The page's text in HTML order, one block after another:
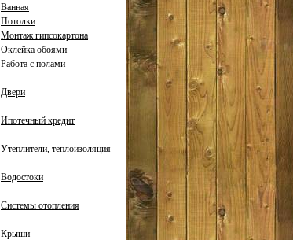
Ванная
Потолки
Монтаж гипсокартона
Оклейка обоями
Работа с полами
Двери
Ипотечный кредит
Утеплители, теплоизоляция
Водостоки
Системы отопления
Крыши